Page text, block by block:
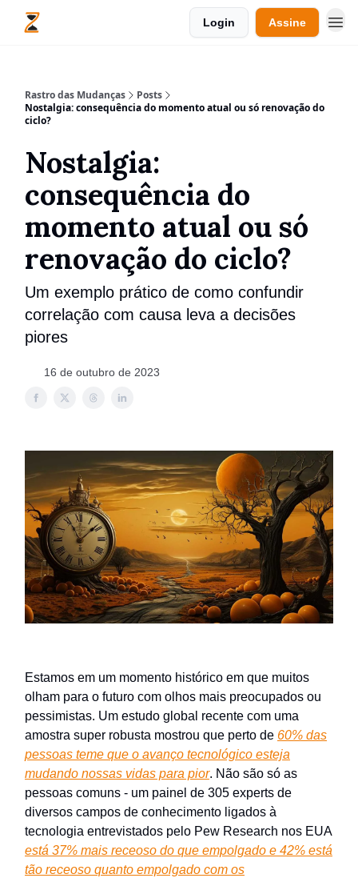
Login Assine
Rastro das Mudanças
Posts
Nostalgia: consequência do momento atual ou só renovação do
ciclo?
Nostalgia:
consequência do
momento atual ou só
renovação do ciclo?
Um exemplo prático de como confundir
correlação com causa leva a decisões
piores
16 de outubro de 2023
Estamos em um momento histórico em que muitos
olham para o futuro com olhos mais preocupados ou
pessimistas. Um estudo global recente com uma
amostra super robusta mostrou que perto de 60% das
pessoas teme que o avanço tecnológico esteja
mudando nossas vidas para pior. Não são só as
pessoas comuns - um painel de 305 experts de
diversos campos de conhecimento ligados à
tecnologia entrevistados pelo Pew Research nos EUA
está 37% mais receoso do que empolgado e 42% está
tão receoso quanto empolgado com os